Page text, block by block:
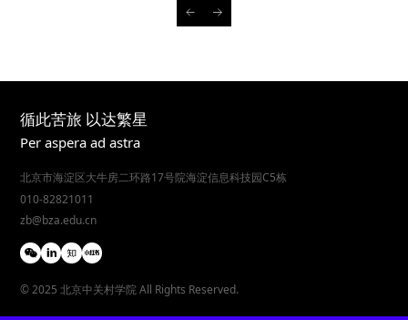
循此苦旅 以达繁星
Per aspera ad astra
北京市海淀区大牛房二环路17号院海淀信息科技园C5栋
010-82821011
zb@bza.edu.cn
© 2025 北京中关村学院 All Rights Reserved.